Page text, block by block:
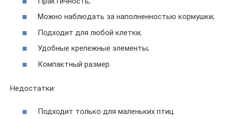
Можно наблюдать за наполненностью кормушки;
Подходит для любой клетки;
Удобные крепежные элементы;
Компактный размер.
Недостатки:
Подходит только для маленьких птиц.